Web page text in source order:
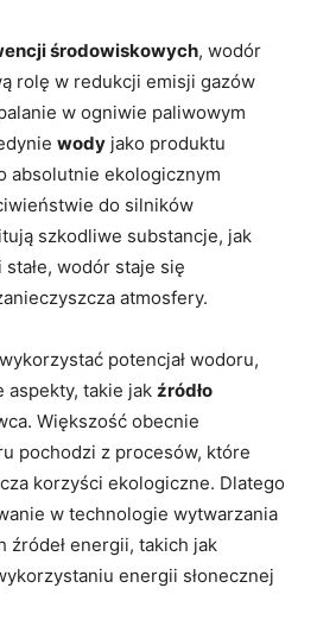
‌środowiskowych, wodór
rolę w redukcji emisji gazów
w ​ogniwie paliwowym
wody jako⁣ produktu ​
absolutnie ekologicznym
do silników
szkodliwe substancje, jak
wodór staje‌ się
atmosfery.
potencjał ​wodoru,
aspekty, takie jak źródło
Większość⁣ obecnie
pochodzi z procesów,⁣ które
korzyści ekologiczne. Dlatego
w technologie wytwarzania
źródeł energii, takich jak
energii słonecznej